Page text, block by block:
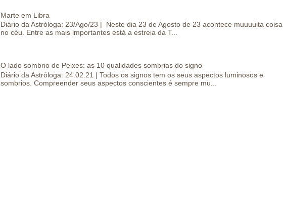
Marte em Libra
Diário da Astróloga: 23/Ago/23 | Neste dia 23 de Agosto de 23 acontece muuuuita coisa
no céu. Entre as mais importantes está a estreia da T...
O lado sombrio de Peixes: as 10 qualidades sombrias do signo
Diário da Astróloga: 24.02.21 | Todos os signos tem os seus aspectos luminosos e
sombrios. Compreender seus aspectos conscientes é sempre mu...